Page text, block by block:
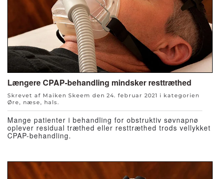
Længere CPAP-behandling mindsker resttræthed
Skrevet af Maiken Skeem den 24. februar 2021 i kategorien
Øre, næse, hals .
Mange patienter i behandling for obstruktiv søvnapnø
oplever residual træthed eller resttræthed trods vellykket
CPAP-behandling.